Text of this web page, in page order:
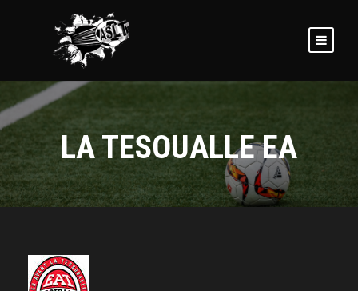
LA TESOUALLE EA